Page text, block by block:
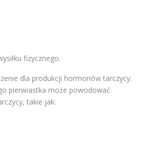
fizycznego.
dla produkcji hormonów tarczycy.
pierwiastka może powodować
takie jak: